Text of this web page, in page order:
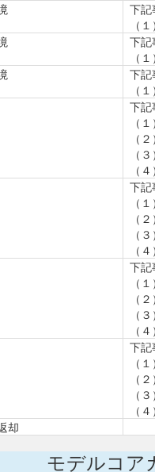
下記
（
下記
（
下記
（
下記
（
（
（
（
下記
（
（
（
（
下記
（
（
（
（
下記
（
（
（
（
却
モデルコア